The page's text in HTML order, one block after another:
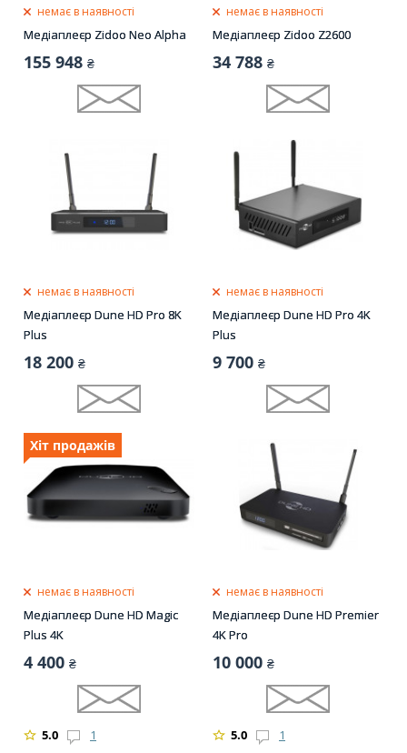
немає в наявності
Медіаплеєр Zidoo Neo Alpha
155 948 ₴
немає в наявності
Медіаплеєр Zidoo Z2600
34 788 ₴
немає в наявності
Медіаплеєр Dune HD Pro 8K
Plus
18 200 ₴
немає в наявності
Медіаплеєр Dune HD Pro 4K
Plus
9 700 ₴
Хіт продажів
немає в наявності
Медіаплеєр Dune HD Magic
Plus 4K
4 400 ₴
5.0 1
немає в наявності
Медіаплеєр Dune HD Premier
4K Pro
10 000 ₴
5.0 1